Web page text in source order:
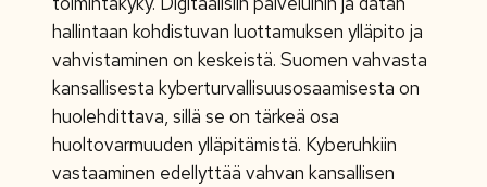
hallintaan kohdistuvan luottamuksen ylläpito ja
vahvistaminen on keskeistä. Suomen vahvasta
kansallisesta kyberturvallisuusosaamisesta on
huolehdittava, sillä se on tärkeä osa
huoltovarmuuden ylläpitämistä. Kyberuhkiin
vastaaminen edellyttää vahvan kansallisen